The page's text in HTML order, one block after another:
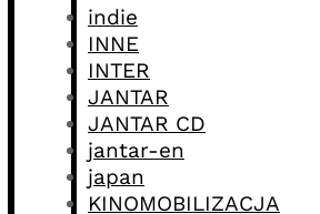
indie
INNE
INTER
JANTAR
JANTAR CD
jantar-en
japan
KINOMOBILIZACJA